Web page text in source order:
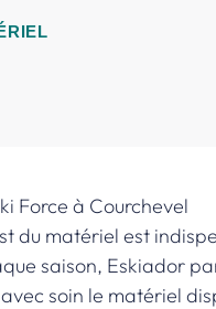
Force à Courchevel
du matériel est
saison, Eskiador
soin le matériel